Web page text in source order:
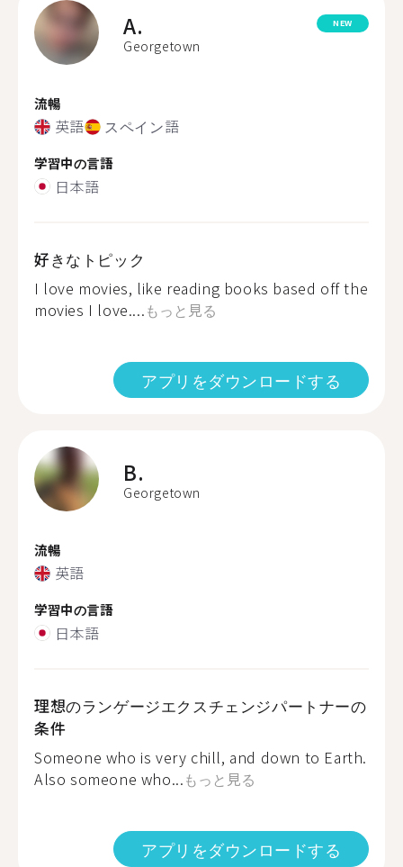
A.
Georgetown
NEW
流暢
英語 スペイン語
学習中の言語
日本語
好きなトピック
I love movies, like reading books based off the
movies I love....もっと見る
アプリをダウンロードする
B.
Georgetown
流暢
英語
学習中の言語
日本語
理想のランゲージエクスチェンジパートナーの
条件
Someone who is very chill, and down to Earth.
Also someone who...もっと見る
アプリをダウンロードする